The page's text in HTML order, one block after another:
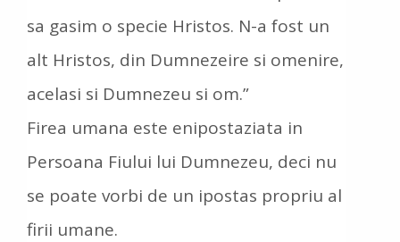
sa gasim o specie Hristos. N-a fost un
alt Hristos, din Dumnezeire si omenire,
acelasi si Dumnezeu si om.”
Firea umana este enipostaziata in
Persoana Fiului lui Dumnezeu, deci nu
se poate vorbi de un ipostas propriu al
firii umane.